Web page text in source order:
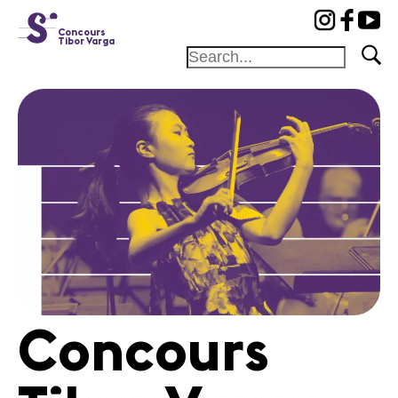
Concours
Tibor Varga
Académie
Concours
Amis et
Mécènes
Médiation
Jury
Programme
Concerts
Concours